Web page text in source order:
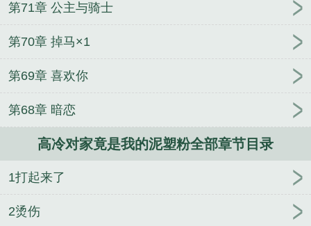
第71章 公主与骑士
第70章 掉马×1
第69章 喜欢你
第68章 暗恋
高冷对家竟是我的泥塑粉全部章节目录
1打起来了
2烫伤